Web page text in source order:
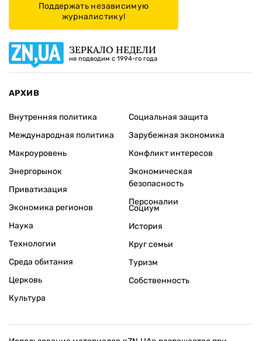
Поддержать независимую
журналистику!
ЗЕРКАЛО НЕДЕЛИ
не подводим с 1994-го года
АРХИВ
Внутренняя политика
Международная политика
Макроуровень
Энергорынок
Приватизация
Экономика регионов
Социальная защита
Зарубежная экономика
Конфликт интересов
Экономическая
безопасность
Персоналии
Наука
Технологии
Среда обитания
Церковь
Культура
Социум
История
Круг семьи
Туризм
Собственность